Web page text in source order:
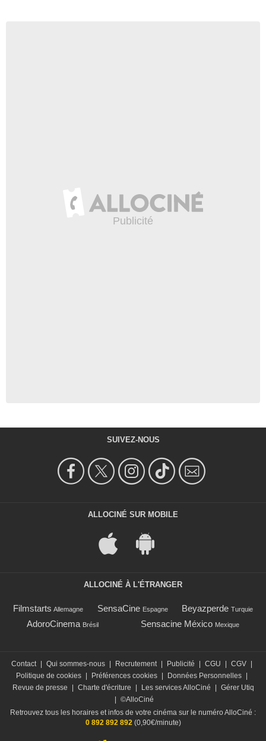
SUIVEZ-NOUS
ALLOCINÉ SUR MOBILE
ALLOCINÉ À L'ÉTRANGER
Filmstarts Allemagne SensaCine Espagne Beyazperde Turquie
AdoroCinema Brésil Sensacine México Mexique
Contact | Qui sommes-nous | Recrutement | Publicité | CGU | CGV |
Politique de cookies | Préférences cookies | Données Personnelles |
Revue de presse
| Charte d'écriture | Les services AlloCiné | Gérer Utiq
| ©AlloCiné
Retrouvez tous les horaires et infos de votre cinéma sur le numéro AlloCiné :
0 892 892 892 (0,90€/minute)